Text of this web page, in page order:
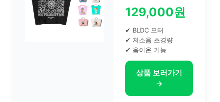
129,000원
✔ BLDC 모터
✔ 저소음 초경량
✔ 음이온 기능
상품 보러가기
→